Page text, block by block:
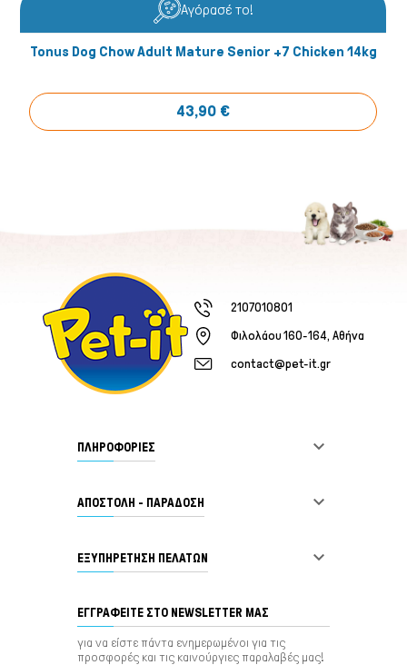
Αγόρασέ το!
Tonus Dog Chow Adult Mature Senior +7 Chicken 14kg
43,90 €
2107010801
Φιλολάου 160-164, Αθήνα
contact@pet-it.gr
ΠΛΗΡΟΦΟΡΙΕΣ 
ΑΠΟΣΤΟΛΗ - ΠΑΡΑΔΟΣΗ 
ΕΞΥΠΗΡΈΤΗΣΗ ΠΕΛΑΤΏΝ 
ΕΓΓΡΑΦΕΊΤΕ ΣΤΟ NEWSLETTER ΜΑΣ
για να είστε πάντα ενημερωμένοι για τις
προσφορές και τις καινούργιες παραλαβές μας!